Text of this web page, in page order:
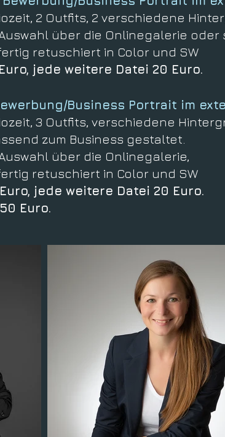
2 Outfits, 2 verschiedene
über die Onlinegalerie oder
retuschiert in Color und SW
jede weitere Datei 20 Euro.
Business Portrait im
3 Outfits, verschiedene
zum Business gestaltet.
über die Onlinegalerie,
retuschiert in Color und SW
jede weitere Datei 20 Euro.
Euro.